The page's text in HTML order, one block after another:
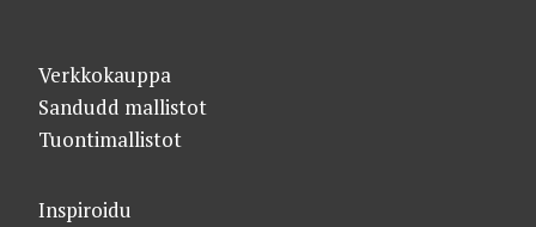
Verkkokauppa
Sandudd mallistot
Tuontimallistot
Inspiroidu